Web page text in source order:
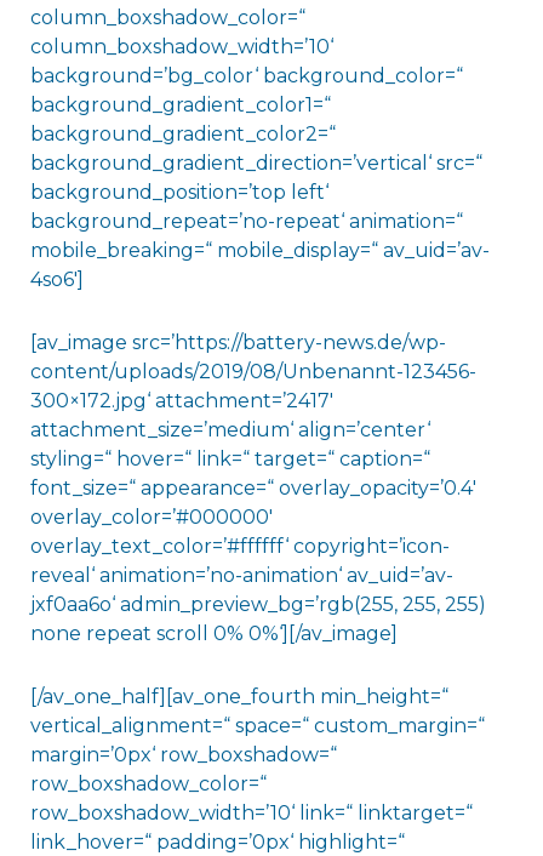
column_boxshadow_color=“
column_boxshadow_width=’10‘
background=’bg_color‘ background_color=“
background_gradient_color1=“
background_gradient_color2=“
background_gradient_direction=’vertical‘ src=“
background_position=’top left‘
background_repeat=’no-repeat‘ animation=“
mobile_breaking=“ mobile_display=“ av_uid=’av-
4so6′]
[av_image src=’https://battery-news.de/wp-
content/uploads/2019/08/Unbenannt-123456-
300×172.jpg‘ attachment=’2417′
attachment_size=’medium‘ align=’center‘
styling=“ hover=“ link=“ target=“ caption=“
font_size=“ appearance=“ overlay_opacity=’0.4′
overlay_color=’#000000′
overlay_text_color=’#ffffff‘ copyright=’icon-
reveal‘ animation=’no-animation‘ av_uid=’av-
jxf0aa6o‘ admin_preview_bg=’rgb(255, 255, 255)
none repeat scroll 0% 0%‘][/av_image]
[/av_one_half][av_one_fourth min_height=“
vertical_alignment=“ space=“ custom_margin=“
margin=’0px‘ row_boxshadow=“
row_boxshadow_color=“
row_boxshadow_width=’10‘ link=“ linktarget=“
link_hover=“ padding=’0px‘ highlight=“